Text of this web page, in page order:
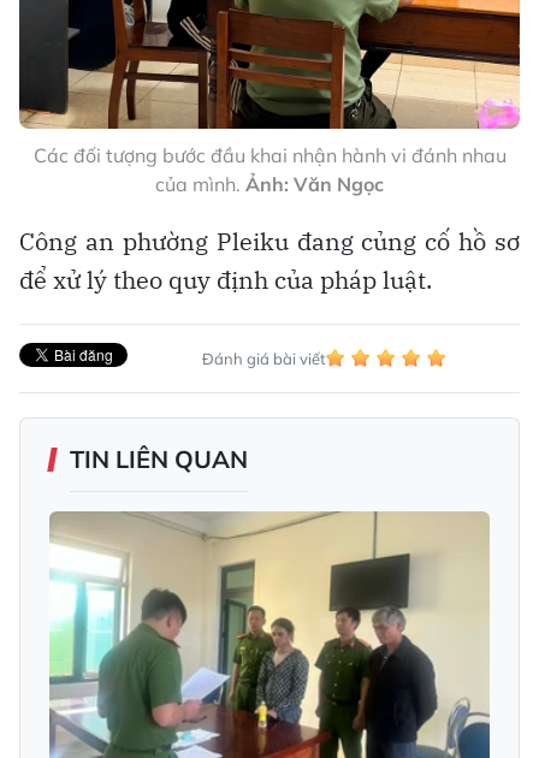
Các đối tượng bước đầu khai nhận hành vi đánh nhau
của mình. Ảnh: Văn Ngọc
Công an phường Pleiku đang củng cố hồ sơ
để xử lý theo quy định của pháp luật.
Đánh giá bài viết
TIN LIÊN QUAN